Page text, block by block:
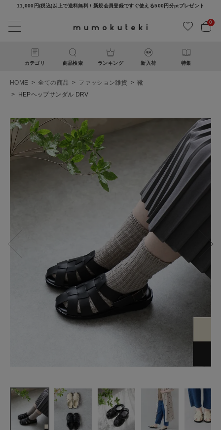
11,000円(税込)以上で送料無料 / 新規会員登録ですぐ使える500円分ptプレゼント
0
カテゴリ 商品検索 ランキング 新入荷 特集
ACCOUNT MENU
ナチュラル服
ファッション雑貨
HOME 全ての商品 ファッション雑貨
靴
HEPヘップサンダル DRV